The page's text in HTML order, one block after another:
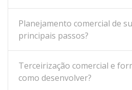
Planejamento comercial de
principais passos?
Terceirização comercial e
como desenvolver?